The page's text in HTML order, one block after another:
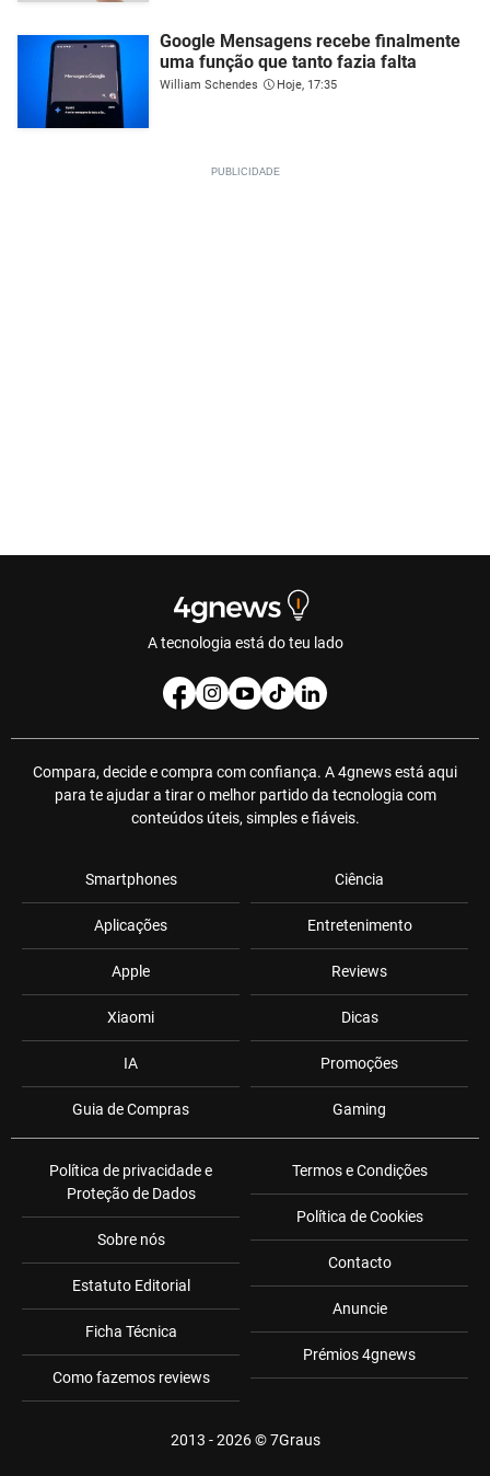
Google Mensagens recebe finalmente
uma função que tanto fazia falta
William Schendes Hoje, 17:35
A tecnologia está do teu lado
Compara, decide e compra com confiança. A 4gnews está aqui
para te ajudar a tirar o melhor partido da tecnologia com
conteúdos úteis, simples e fiáveis.
Smartphones
Aplicações
Apple
Xiaomi
IA
Guia de Compras
Ciência
Entretenimento
Reviews
Dicas
Promoções
Gaming
Política de privacidade e
Proteção de Dados
Sobre nós
Estatuto Editorial
Ficha Técnica
Como fazemos reviews
Termos e Condições
Política de Cookies
Contacto
Anuncie
Prémios 4gnews
2013 - 2026 ©7Graus